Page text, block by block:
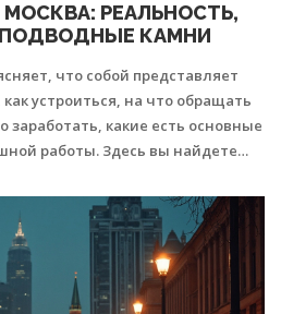
РЕАЛЬНОСТЬ,
КАМНИ
что собой представляет
устроиться, на что обращать
какие есть основные
работы. Здесь вы найдете
Материал разбивает
и открывает закулисье
но и без драм. Прочитав, вы
такая сфера лично вам и как
типичных ошибок.